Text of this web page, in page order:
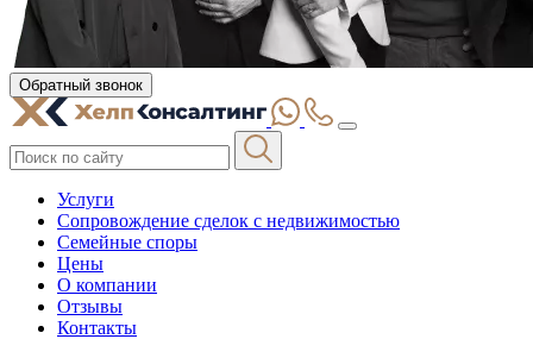
Обратный звонок
Услуги
Сопровождение сделок с недвижимостью
Семейные споры
Цены
О компании
Отзывы
Контакты